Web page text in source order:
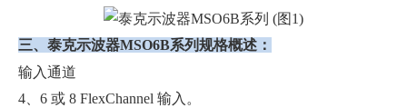
三、泰克示波器MSO6B系列规格概述：
输入通道
4、6 或 8 FlexChannel 输入。